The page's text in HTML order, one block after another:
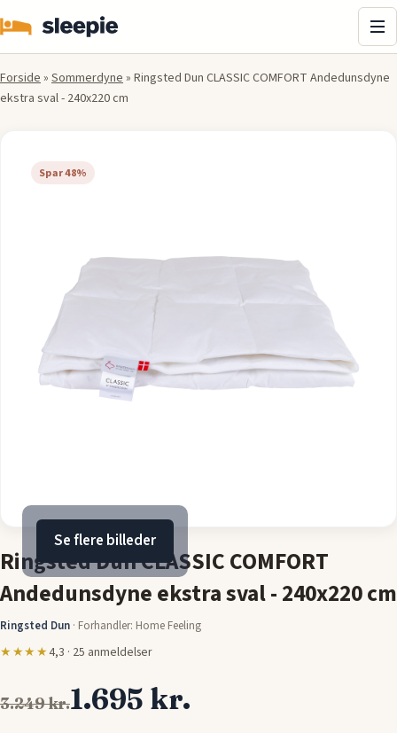
Forside» Sommerdyne» Ringsted Dun CLASSIC COMFORT Andedunsdyne
ekstra sval - 240x220 cm
Spar 48%
Se flere billeder
Ringsted Dun CLASSIC COMFORT
Andedunsdyne ekstra sval - 240x220 cm
Ringsted Dun · Forhandler: Home Feeling
★★★★4,3 · 25 anmeldelser
3.249 kr.1.695 kr.